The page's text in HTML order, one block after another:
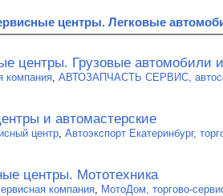
центры. Легковые
центры. Грузовые автомобили
компания АВТОЗАПЧАСТЬ СЕРВИС,
и автомастерские
центр Автоэкспорт Екатеринбург,
центры. Мототехника
компания МотоДом, торгово-